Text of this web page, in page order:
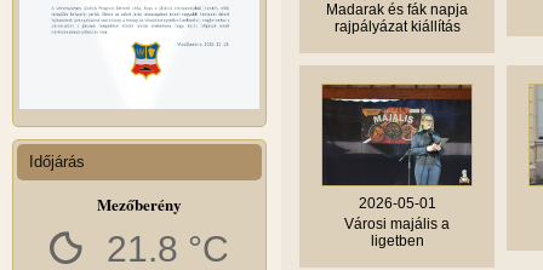
Időjárás
Mezőberény
21.8 °C
Madarak és fák napja
rajpályázat kiállítás
2026-05-01
Városi majális a
ligetben